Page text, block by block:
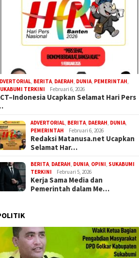
BERITA DAERAH DUNIA PEMERINTAH
TERKINI
Februari 6, 2026
Ucapkan Selamat Hari Pers
ADVERTORIAL BERITA DAERAH DUNIA
PEMERINTAH
Februari 6, 2026
Redaksi Matanusa.net Ucapkan
Selamat Har…
BERITA DAERAH DUNIA OPINI SUKABUMI
TERKINI
Februari 5, 2026
Kerja Sama Media dan
Pemerintah dalam Me…